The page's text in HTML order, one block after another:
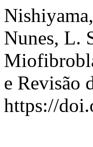
Nunes, L.
e Revisão
https://